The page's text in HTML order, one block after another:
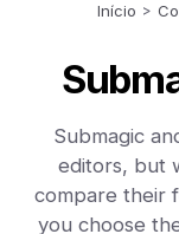
Início >
Submagic
editors, but
compare their
you choose